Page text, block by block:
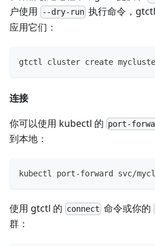
户使用
--dry-run 执行命令，
应用它们：
gtctl cluster create
连接
你可以使用 kubectl 的 port-
到本地：
kubectl port-forward svc/
使用 gtctl 的 connect 命令或你的
群：